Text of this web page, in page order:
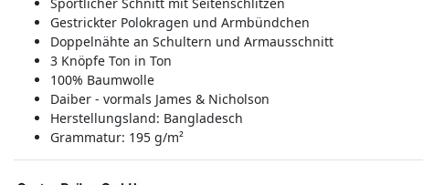
Gestrickter Polokragen und Armbündchen
Doppelnähte an Schultern und Armausschnitt
3 Knöpfe Ton in Ton
100% Baumwolle
Daiber - vormals James & Nicholson
Herstellungsland: Bangladesch
Grammatur: 195 g/m²